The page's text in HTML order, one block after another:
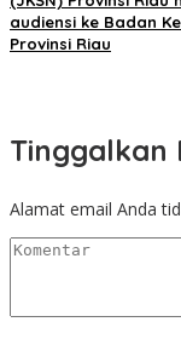
audiensi ke Badan
Provinsi Riau
Tinggalkan
Alamat email Anda